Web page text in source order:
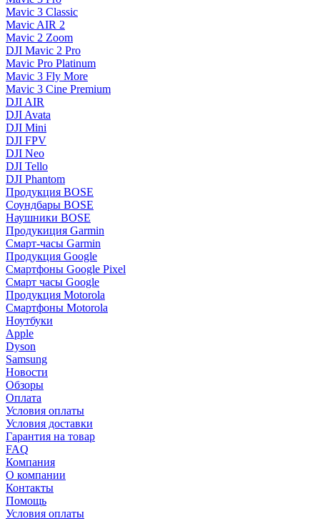
Mavic 3 Сlassic
Mavic AIR 2
Mavic 2 Zoom
DJI Mavic 2 Pro
Mavic Pro Platinum
Mavic 3 Fly More
Mavic 3 Cine Premium
DJI AIR
DJI Avata
DJI Mini
DJI FPV
DJI Neo
DJI Tello
DJI Phantom
Продукция BOSE
Соундбары BOSE
Наушники BOSE
Продукиция Garmin
Смарт-часы Garmin
Продукция Google
Смартфоны Google Pixel
Смарт часы Google
Продукция Motorola
Смартфоны Motorola
Ноутбуки
Apple
Dyson
Samsung
Новости
Обзоры
Оплата
Условия оплаты
Условия доставки
Гарантия на товар
FAQ
Компания
О компании
Контакты
Помощь
Условия оплаты